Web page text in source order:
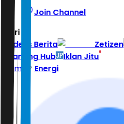
Join Channel
Hari ini
Indeks Berita
Zetizen
Learning Hub
Iklan Jitu
Home
Energi